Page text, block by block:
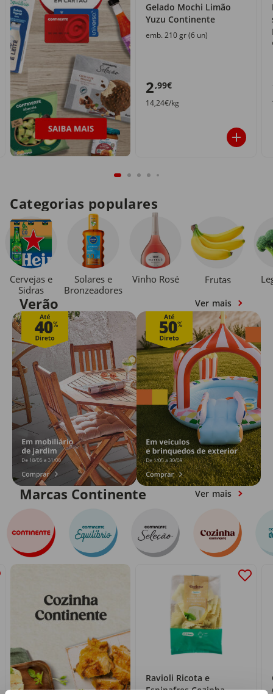
Gelado Mochi Limão
Yuzu Continente
emb. 210 gr (6 un)
2,99€
14,24€/kg
Categorias populares
Cervejas e
Sidras
Solares e
Bronzeadores
Vinho Rosé Frutas
Verão Ver mais
Marcas Continente Ver mais
Ravioli Ricota e
Espinafres Cozinha